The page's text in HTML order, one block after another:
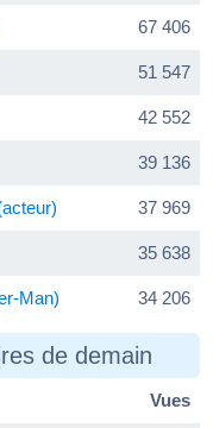
67 406
51 547
42 552
39 136
37 969
35 638
Man) 34 206
de demain
Vues